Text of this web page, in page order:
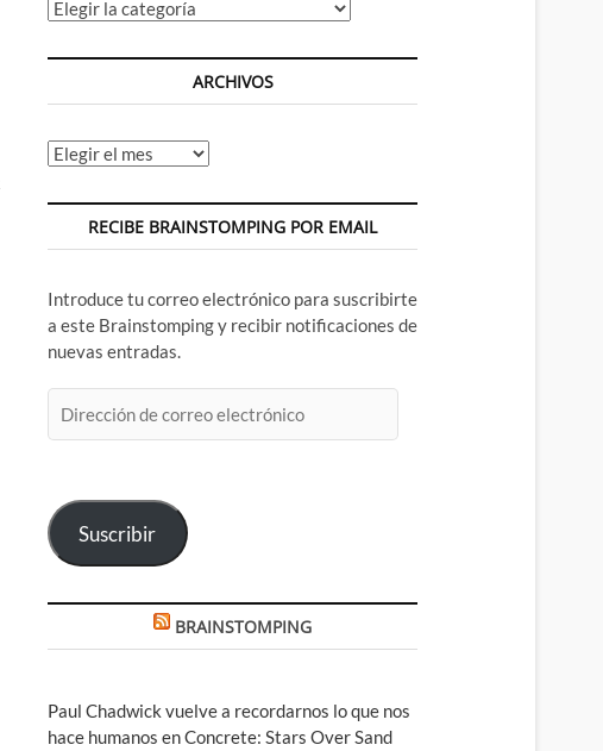
Categorías
ARCHIVOS
Archivos
RECIBE BRAINSTOMPING POR EMAIL
Introduce tu correo electrónico para suscribirte
a este Brainstomping y recibir notificaciones de
nuevas entradas.
de
Suscribir
BRAINSTOMPING
Paul Chadwick vuelve a recordarnos lo que nos
hace humanos en Concrete: Stars Over Sand